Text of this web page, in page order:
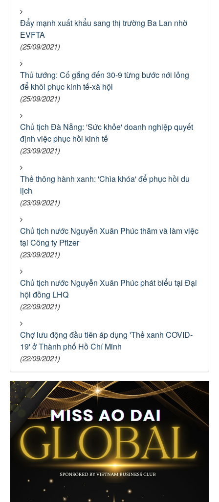
Đẩy mạnh xuất khẩu sang thị trường Ba Lan nhờ
EVFTA
(25/09/2021)
Thủ tướng: Cố gắng đến 30-9 từng bước nới lỏng
để khôi phục kinh tế-xã hội
(25/09/2021)
Chủ tịch Đà Nẵng: 'Sức khỏe' doanh nghiệp quyết
định việc phục hồi kinh tế
(23/09/2021)
Thẻ thông hành xanh: 'Chìa khóa' để phục hồi du
lịch
(23/09/2021)
Chủ tịch nước Nguyễn Xuân Phúc thăm và làm việc
tại Công ty Pfizer
(23/09/2021)
Chủ tịch nước Nguyễn Xuân Phúc phát biểu tại Đại
hội đồng LHQ
(22/09/2021)
Chợ lưu động đầu tiên áp dụng 'Thẻ xanh COVID-
19' ở Thành phố Hồ Chí Minh
(22/09/2021)